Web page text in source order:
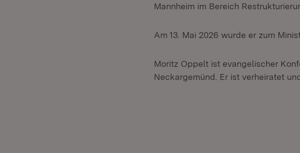
Mannheim im Bereich
Am 13. Mai 2026 wurde er zum
Moritz Oppelt ist evangelischer
Neckargemünd. Er ist verheiratet